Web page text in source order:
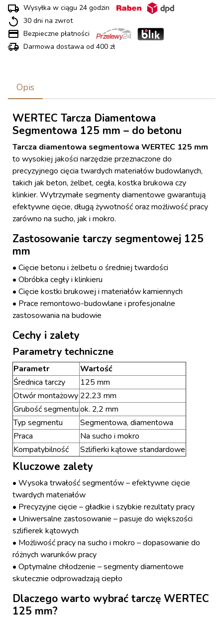
Wysyłka w ciągu 24 godzin
30 dni na zwrot
Bezpieczne płatności
Darmowa dostawa od 400 zł
Opis
WERTEC Tarcza Diamentowa
Segmentowa 125 mm – do betonu
Tarcza diamentowa segmentowa WERTEC 125 mm
to wysokiej jakości narzędzie przeznaczone do
precyzyjnego cięcia twardych materiałów budowlanych,
takich jak beton, żelbet, cegła, kostka brukowa czy
klinkier. Wytrzymałe segmenty diamentowe gwarantują
efektywne cięcie, długą żywotność oraz możliwość pracy
zarówno na sucho, jak i mokro.
Zastosowanie tarczy segmentowej 125
mm
• Cięcie betonu i żelbetu o średniej twardości
• Obróbka cegły i klinkieru
• Cięcie kostki brukowej i materiałów kamiennych
• Prace remontowo-budowlane i profesjonalne
zastosowania na budowie
Cechy i zalety
Parametry techniczne
Parametr
Wartość
Średnica tarczy
125 mm
Otwór montażowy 22,23 mm
Grubość segmentuok. 2,2 mm
Typ segmentu
Segmentowa, diamentowa
Praca
Na sucho i mokro
Kompatybilność
Szlifierki kątowe standardowe
Kluczowe zalety
• Wysoka trwałość segmentów – efektywne cięcie
twardych materiałów
• Precyzyjne cięcie – gładkie i szybkie rezultaty pracy
• Uniwersalne zastosowanie – pasuje do większości
szlifierek kątowych
• Możliwość pracy na sucho i mokro – dopasowanie do
różnych warunków pracy
• Optymalne chłodzenie – segmenty diamentowe
skutecznie odprowadzają ciepło
Dlaczego warto wybrać tarczę WERTEC
125 mm?